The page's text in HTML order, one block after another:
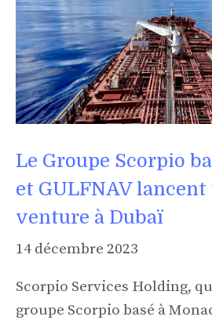
Le Groupe Scorpio
et GULFNAV
venture à Dubaï
14 décembre 2023
Scorpio Services Holding,
groupe Scorpio basé à